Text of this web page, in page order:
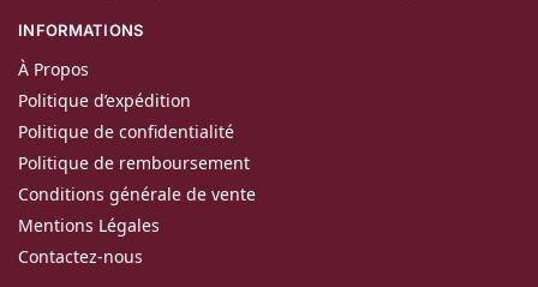
INFORMATIONS
À Propos
Politique d’expédition
Politique de confidentialité
Politique de remboursement
Conditions générale de vente
Mentions Légales
Contactez-nous